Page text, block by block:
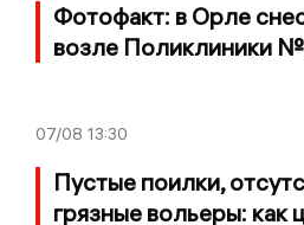
Фотофакт: в Орле
возле Поликлиники
07/08 13:30
Пустые поилки,
грязные вольеры: как